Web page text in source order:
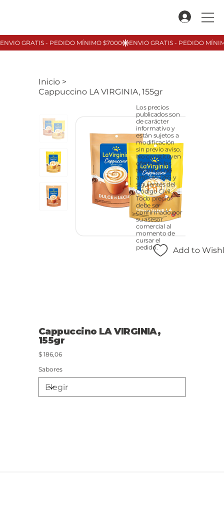
Inicio >
Cappuccino LA VIRGINIA, 155gr
Cappuccino LA VIRGINIA,
155gr
Precio
$ 186,06
Sabores
Add to
Los precios
publicados son
de carácter
informativo y
están sujetos a
modificación
sin previo aviso.
No constituyen
oferta en los
términos del
artículo 1265 y
siguientes del
Código Civil.
Todo precio
debe ser
confirmado por
su asesor
comercial al
momento de
cursar el
pedido.